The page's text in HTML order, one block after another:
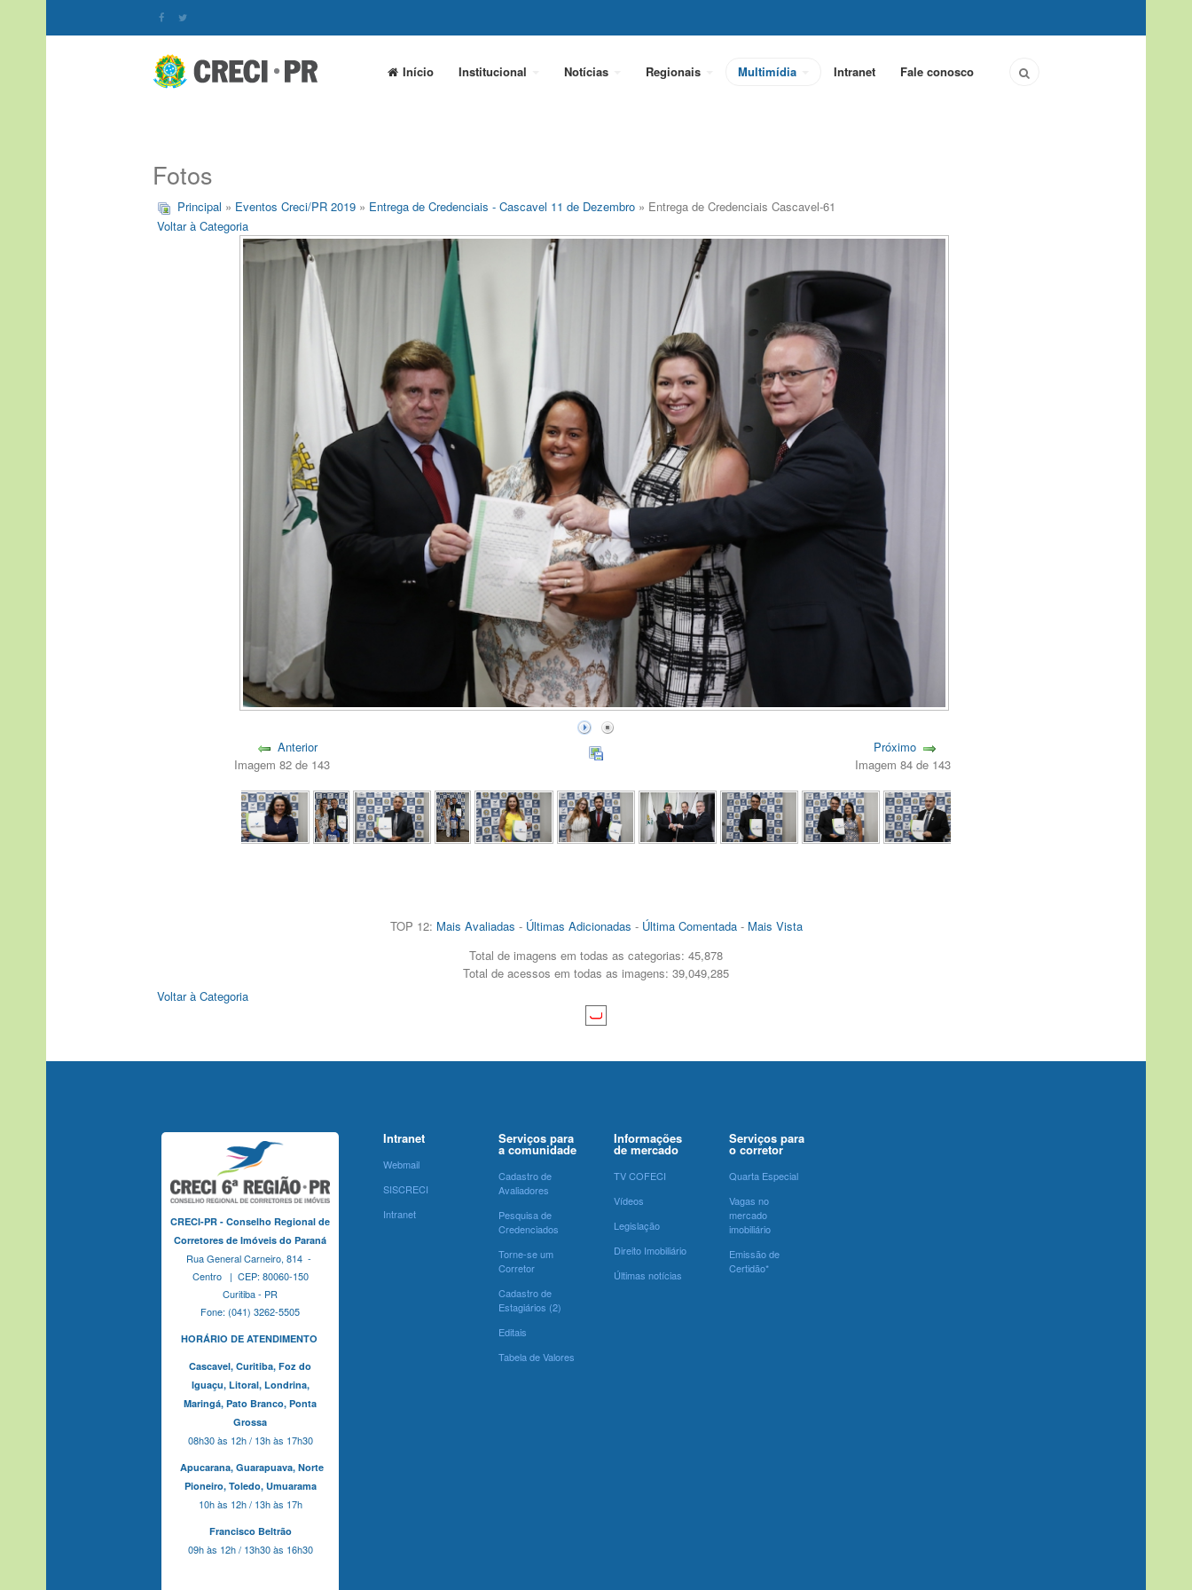
Início Institucional Notícias Regionais Multimídia Intranet Fale conosco
Fotos
Principal » Eventos Creci/PR 2019 » Entrega de Credenciais - Cascavel 11 de Dezembro » Entrega de Credenciais Cascavel-61
Voltar à Categoria
Anterior
Imagem 82 de 143
Próximo
Imagem 84 de 143
TOP 12: Mais Avaliadas - Últimas Adicionadas - Última Comentada- Mais Vista
Total de imagens em todas as categorias: 45,878
Total de acessos em todas as imagens: 39,049,285
Voltar à Categoria
CRECI-PR - Conselho Regional de
Corretores de Imóveis do Paraná
Rua General Carneiro, 814 -
Centro | CEP: 80060-150
Curitiba - PR
Fone: (041) 3262-5505
HORÁRIO DE ATENDIMENTO
Cascavel, Curitiba, Foz do
Iguaçu, Litoral, Londrina,
Maringá, Pato Branco, Ponta
Grossa
08h30 às 12h / 13h às 17h30
Apucarana, Guarapuava, Norte
Pioneiro, Toledo, Umuarama
10h às 12h / 13h às 17h
Francisco Beltrão
09h às 12h / 13h30 às 16h30
Intranet
Webmail
SISCRECI
Intranet
Serviços para
a comunidade
Cadastro de
Avaliadores
Pesquisa de
Credenciados
Torne-se um
Corretor
Cadastro de
Estagiários (2)
Editais
Tabela de Valores
Informações
de mercado
TV COFECI
Vídeos
Legislação
Direito Imobiliário
Últimas notícias
Serviços para
o corretor
Quarta Especial
Vagas no
mercado
imobiliário
Emissão de
Certidão*